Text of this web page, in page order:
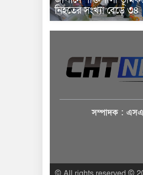
নিহতের সংখ্যা বেড়ে ৩৪
সম্পাদক :